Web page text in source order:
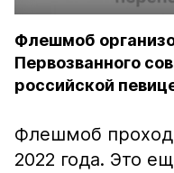
Флешмоб
Первозванного
российской
Флешмоб
2022 года. Это